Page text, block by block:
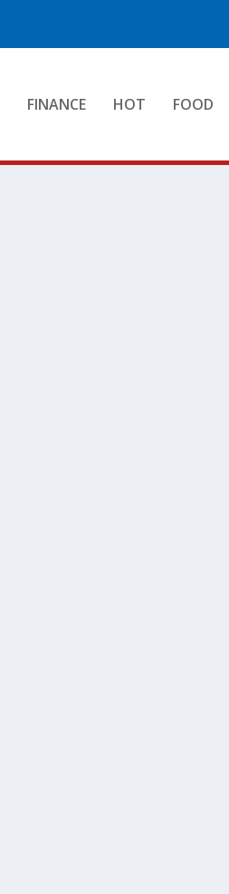
FINANCE HOT FOOD